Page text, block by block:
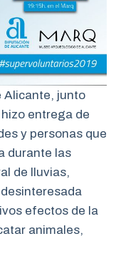
Alicante, junto
entrega de
y personas que
durante las
de lluvias,
efectos de la
animales,